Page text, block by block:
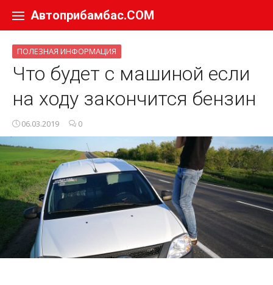
Автоприбамбас.COM
ПОЛЕЗНАЯ ИНФОРМАЦИЯ
Что будет с машиной если
на ходу закончится бензин
06.03.2019 0